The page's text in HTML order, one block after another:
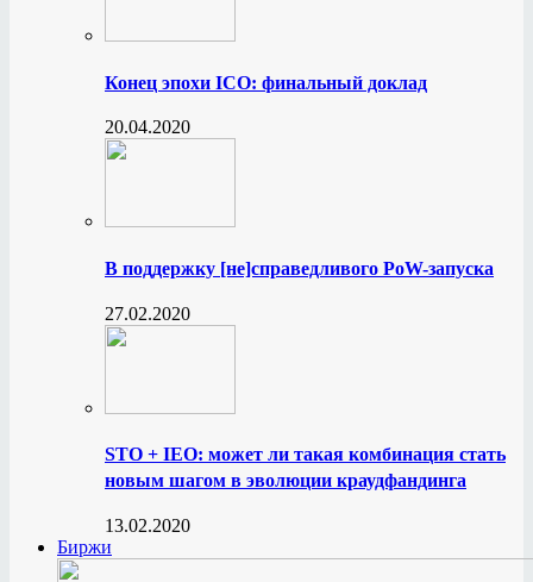
Конец эпохи ICO: финальный доклад
20.04.2020
В поддержку [не]справедливого PoW-запуска
27.02.2020
STO + IEO: может ли такая комбинация стать
новым шагом в эволюции краудфандинга
13.02.2020
Биржи